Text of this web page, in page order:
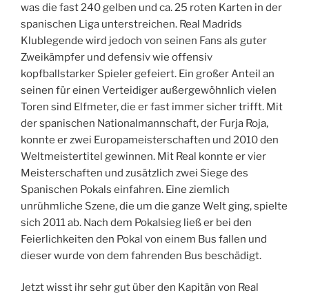
was die fast 240 gelben und ca. 25 roten Karten in der
spanischen Liga unterstreichen. Real Madrids
Klublegende wird jedoch von seinen Fans als guter
Zweikämpfer und defensiv wie offensiv
kopfballstarker Spieler gefeiert. Ein großer Anteil an
seinen für einen Verteidiger außergewöhnlich vielen
Toren sind Elfmeter, die er fast immer sicher trifft. Mit
der spanischen Nationalmannschaft, der Furja Roja,
konnte er zwei Europameisterschaften und 2010 den
Weltmeistertitel gewinnen. Mit Real konnte er vier
Meisterschaften und zusätzlich zwei Siege des
Spanischen Pokals einfahren. Eine ziemlich
unrühmliche Szene, die um die ganze Welt ging, spielte
sich 2011 ab. Nach dem Pokalsieg ließ er bei den
Feierlichkeiten den Pokal von einem Bus fallen und
dieser wurde von dem fahrenden Bus beschädigt.
Jetzt wisst ihr sehr gut über den Kapitän von Real